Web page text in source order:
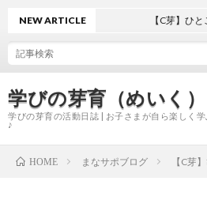
学びの芽育（めいく）
学びの芽育の活動日誌 | お子さまが自ら楽しく
♪
NEW ARTICLE 【C芽】ひとこ
HOME まなサポブログ 【C芽